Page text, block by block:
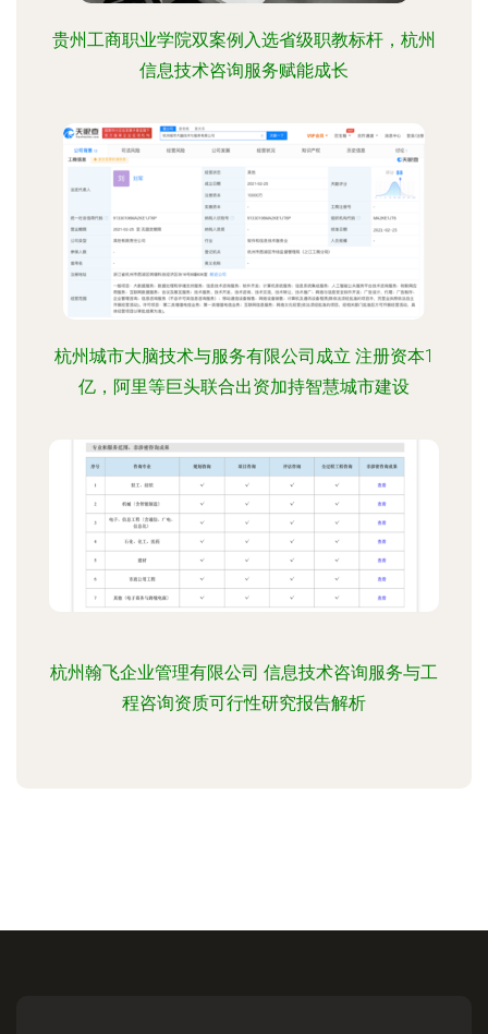
贵州工商职业学院双案例入选省级职教标杆，杭州
信息技术咨询服务赋能成长
杭州城市大脑技术与服务有限公司成立 注册资本1
亿，阿里等巨头联合出资加持智慧城市建设
杭州翰飞企业管理有限公司 信息技术咨询服务与工
程咨询资质可行性研究报告解析